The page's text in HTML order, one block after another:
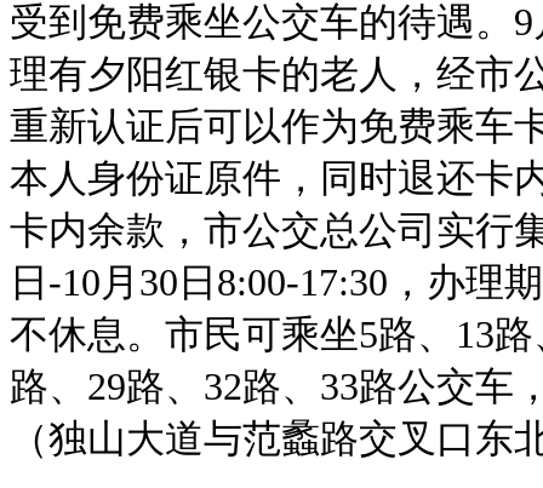
受到免费乘坐公交车的待遇。
理有夕阳红银卡的老人，经市
重新认证后可以作为免费乘车
本人身份证原件，同时退还卡
卡内余款，市公交总公司实行
日-10月30日8:00-17:30，办理
不休息。市民可乘坐5路、13
路、29路、32路、33路公交车
（独山大道与范蠡路交叉口东